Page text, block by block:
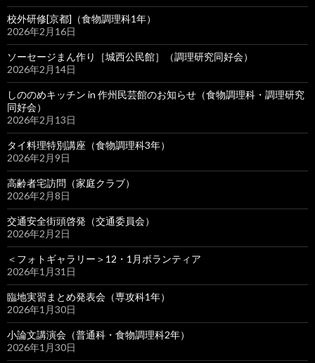
校外研修[京都]（食物調理科1年）
2026年2月16日
ソーセージまん作り［城西公民館］（調理研究同好会）
2026年2月14日
しののめキッチン in 作州民芸館のお知らせ（食物調理科・調理研究
同好会）
2026年2月13日
タイ料理特別講座（食物調理科3年）
2026年2月9日
高齢者宅訪問（家庭クラブ）
2026年2月8日
交通安全街頭啓発（交通委員会）
2026年2月2日
＜フォトギャラリー＞12・1月ボランティア
2026年1月31日
臨地実習まとめ発表会（専攻科1年）
2026年1月30日
小論文講演会（普通科・食物調理科2年）
2026年1月30日